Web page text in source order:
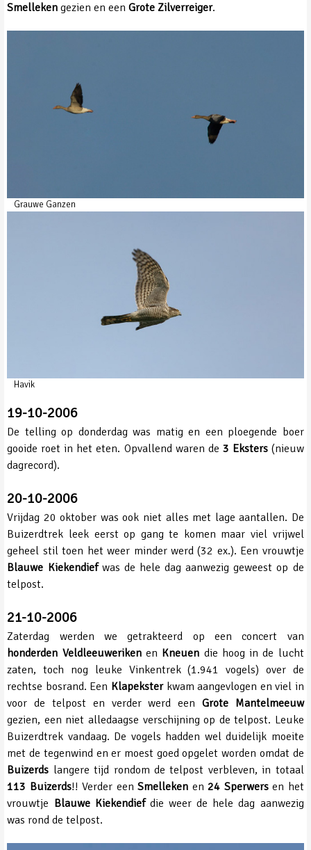
Smelleken gezien en eenGrote Zilverreiger.
Grauwe Ganzen
Havik
19-10-2006
De telling op donderdag was matig en een ploegende boer
gooide roet in het eten. Opvallend waren de 3 Eksters(nieuw
dagrecord).
20-10-2006
Vrijdag 20 oktober was ook niet alles met lage aantallen. De
Buizerdtrek leek eerst op gang te komen maar viel vrijwel
geheel stil toen het weer minder werd (32 ex.). Een vrouwtje
Blauwe Kiekendiefwas de hele dag aanwezig geweest op de
telpost.
21-10-2006
Zaterdag werden we getrakteerd op een concert van
honderden Veldleeuwerikenen Kneuen die hoog in de lucht
zaten, toch nog leuke Vinkentrek (1.941 vogels) over de
rechtse bosrand. Een Klapeksterkwam aangevlogen en viel in
voor de telpost en verder werd een Grote Mantelmeeuw
gezien, een niet alledaagse verschijning op de telpost. Leuke
Buizerdtrek vandaag. De vogels hadden wel duidelijk moeite
met de tegenwind en er moest goed opgelet worden omdat de
Buizerds langere tijd rondom de telpost verbleven, in totaal
113 Buizerds!! Verder eenSmelleken en24 Sperwersen het
vrouwtje Blauwe Kiekendiefdie weer de hele dag aanwezig
was rond de telpost.